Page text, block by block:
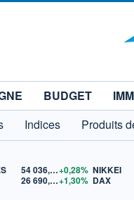
BUDGET
Indices Produits
54 036,93+0,28%
26 690,62+1,30%
NIKKEI
DAX